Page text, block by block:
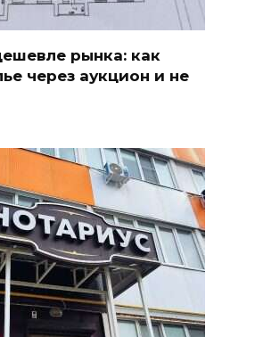
рынка: как
через аукцион и не